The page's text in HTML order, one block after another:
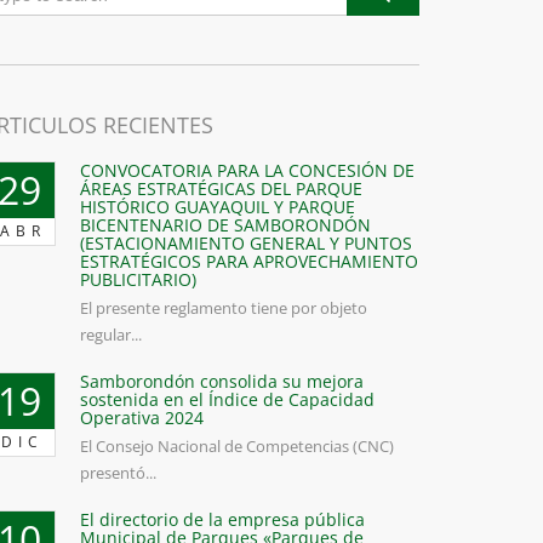
RECIENTES
ABR
CONVOCATORIA PARA LA CONCESIÓN DE
ÁREAS ESTRATÉGICAS DEL PARQUE
HISTÓRICO GUAYAQUIL Y PARQUE
BICENTENARIO DE SAMBORONDÓN
(ESTACIONAMIENTO GENERAL Y PUNTOS
ESTRATÉGICOS PARA APROVECHAMIENTO
PUBLICITARIO)
El presente reglamento tiene por objeto
regular...
DIC
Samborondón consolida su mejora
sostenida en el Índice de Capacidad
Operativa 2024
El Consejo Nacional de Competencias (CNC)
presentó...
El directorio de la empresa pública
Municipal de Parques «Parques de